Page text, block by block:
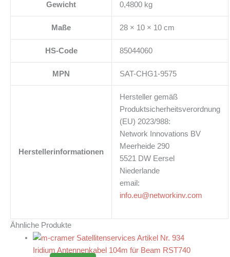
Gewicht 0,4800 kg
Maße 28 × 10 × 10 cm
HS-Code 85044060
MPN SAT-CHG1-9575
Herstellerinformationen
Hersteller gemäß
Produktsicherheitsverordnung
(EU) 2023/988:
Network Innovations BV
Meerheide 290
5521 DW Eersel
Niederlande
email:
info.eu@networkinv.com
Ähnliche Produkte
Iridium Antennenkabel 104m für Beam RST740